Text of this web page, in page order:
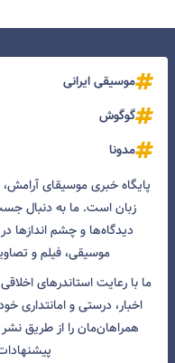
موسیقی ایرانی
گوگوش
مدونا
پایگاه خبری موسیقای
زبان است. ما به دنبال
دیدگاه‌ها و چشم انداز‌ها در
موسیقی، فیلم و
ما با رعایت استاندرهای
اخبار، درستی و امانتداری
همراهان‌مان را از طریق